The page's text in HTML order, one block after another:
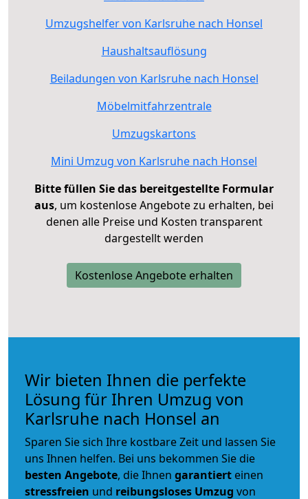
Umzugshelfer von Karlsruhe nach Honsel
Haushaltsauflösung
Beiladungen von Karlsruhe nach Honsel
Möbelmitfahrzentrale
Umzugskartons
Mini Umzug von Karlsruhe nach Honsel
Bitte füllen Sie das bereitgestellte Formular
aus, um kostenlose Angebote zu erhalten, bei
denen alle Preise und Kosten transparent
dargestellt werden
Kostenlose Angebote erhalten
Wir bieten Ihnen die perfekte
Lösung für Ihren Umzug von
Karlsruhe nach Honsel an
Sparen Sie sich Ihre kostbare Zeit und lassen Sie
uns Ihnen helfen. Bei uns bekommen Sie die
besten Angebote, die Ihnen garantiert einen
stressfreien und reibungsloses Umzug von